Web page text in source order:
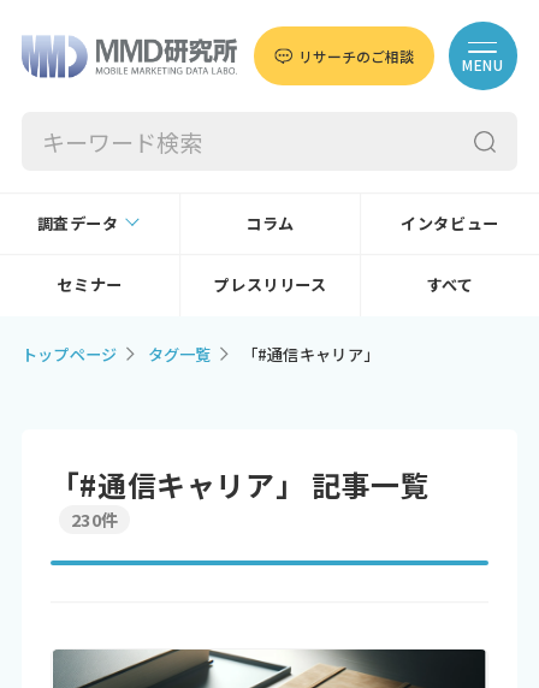
リサーチのご相談 MENU
調査データ コラム インタビュー
セミナー プレスリリース すべて
トップページ タグ一覧 「#通信キャリア」
「#通信キャリア」 記事一覧
230件